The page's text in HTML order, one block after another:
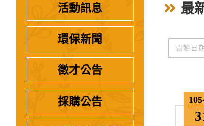
活動訊息
環保新聞
徵才公告
採購公告
最